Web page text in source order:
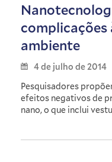
complicações
ambiente
4 de julho de 2014
Pesquisadores
efeitos negativos de
nano, o que inclui